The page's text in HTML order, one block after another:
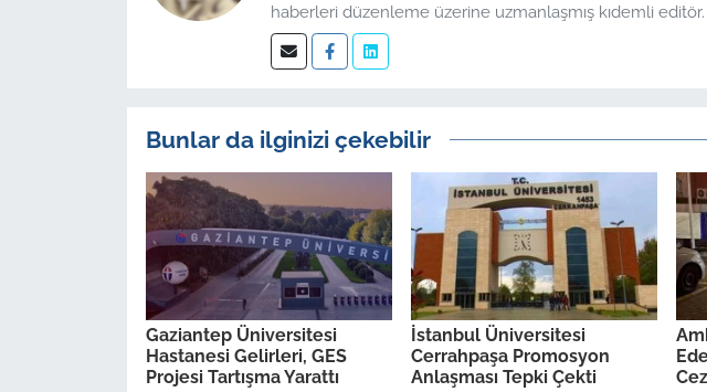
haberleri düzenleme üzerine uzmanlaşmış kıdemli editör.
Bunlar da ilginizi çekebilir
Gaziantep Üniversitesi
Hastanesi Gelirleri, GES
Projesi Tartışma Yarattı
İstanbul Üniversitesi
Cerrahpaşa Promosyon
Anlaşması Tepki Çekti